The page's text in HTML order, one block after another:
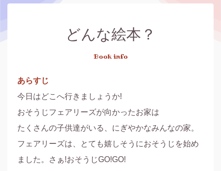
どんな絵本？
Book info
あらすじ
今日はどこへ行きましょうか!
おそうじフェアリーズが向かったお家は
たくさんの子供達がいる、にぎやかなみんなの家。
フェアリーズは、とても嬉しそうにおそうじを始め
ました。さぁ!おそうじGO!GO!